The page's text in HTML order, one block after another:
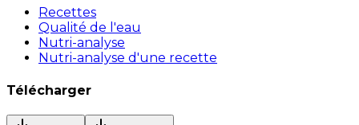
Recettes
Qualité de l'eau
Nutri-analyse
Nutri-analyse d'une recette
Télécharger